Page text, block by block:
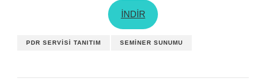
İNDİR
PDR SERVISI TANITIM SEMINER SUNUMU